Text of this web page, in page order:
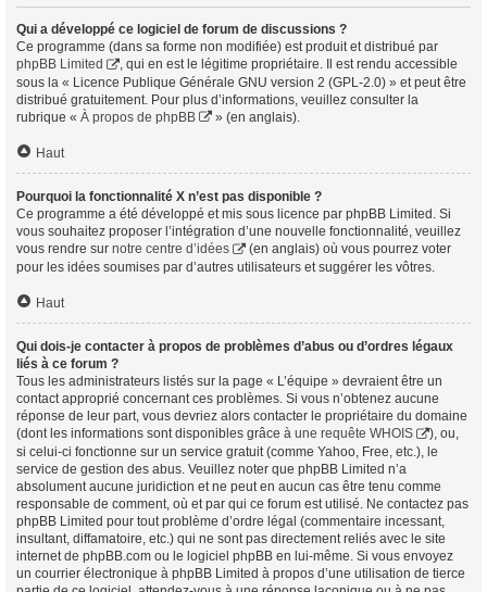
Qui a développé ce logiciel de forum de discussions ?
Ce programme (dans sa forme non modifiée) est produit et distribué par
phpBB Limited
, qui en est le légitime propriétaire. Il est rendu accessible
sous la « Licence Publique Générale GNU version 2 (GPL-2.0) » et peut être
distribué gratuitement. Pour plus d’informations, veuillez consulter la
rubrique « À propos de phpBB » (en anglais).
Haut
Pourquoi la fonctionnalité X n’est pas disponible ?
Ce programme a été développé et mis sous licence par phpBB Limited. Si
vous souhaitez proposer l’intégration d’une nouvelle fonctionnalité, veuillez
vous rendre sur notre centre d’idées
(en anglais) où vous pourrez voter
pour les idées soumises par d’autres utilisateurs et suggérer les vôtres.
Haut
Qui dois-je contacter à propos de problèmes d’abus ou d’ordres légaux
liés à ce forum ?
Tous les administrateurs listés sur la page « L’équipe » devraient être un
contact approprié concernant ces problèmes. Si vous n’obtenez aucune
réponse de leur part, vous devriez alors contacter le propriétaire du domaine
(dont les informations sont disponibles grâce à une requête WHOIS
), ou,
si celui-ci fonctionne sur un service gratuit (comme Yahoo, Free, etc.), le
service de gestion des abus. Veuillez noter que phpBB Limited n’a
absolument aucune juridiction et ne peut en aucun cas être tenu comme
responsable de comment, où et par qui ce forum est utilisé. Ne contactez pas
phpBB Limited pour tout problème d’ordre légal (commentaire incessant,
insultant, diffamatoire, etc.) qui ne sont pas directement reliés avec le site
internet de phpBB.com ou le logiciel phpBB en lui-même. Si vous envoyez
un courrier électronique à phpBB Limited à propos d’une utilisation de tierce